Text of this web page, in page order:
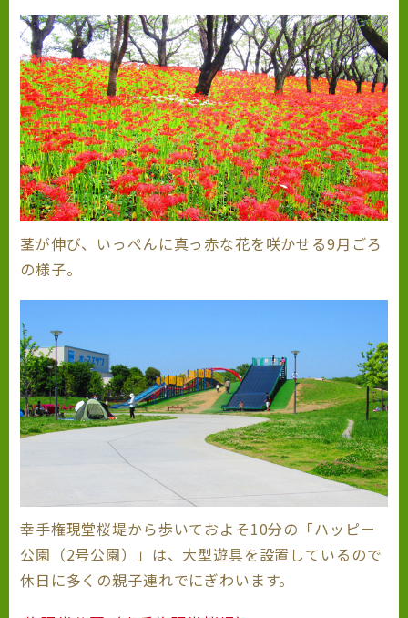
茎が伸び、いっぺんに真っ赤な花を咲かせる9月ごろ
の様子。
幸手権現堂桜堤から歩いておよそ10分の「ハッピー
公園（2号公園）」は、大型遊具を設置しているので
休日に多くの親子連れでにぎわいます。